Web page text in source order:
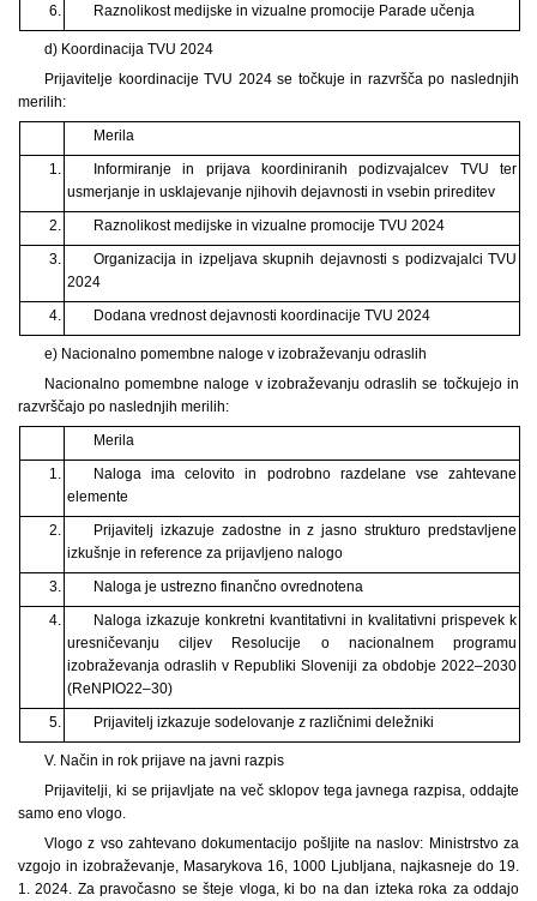
6.
Raznolikost medijske in vizualne promocije Parade učenja
d) Koordinacija TVU 2024
Prijavitelje koordinacije TVU 2024 se točkuje in razvršča po naslednjih
merilih:
Merila
1.
Informiranje in prijava koordiniranih podizvajalcev TVU ter
usmerjanje in usklajevanje njihovih dejavnosti in vsebin prireditev
2.
Raznolikost medijske in vizualne promocije TVU 2024
3.
Organizacija in izpeljava skupnih dejavnosti s podizvajalci TVU
2024
4.
Dodana vrednost dejavnosti koordinacije TVU 2024
e) Nacionalno pomembne naloge v izobraževanju odraslih
Nacionalno pomembne naloge v izobraževanju odraslih se točkujejo in
razvrščajo po naslednjih merilih:
Merila
1.
Naloga ima celovito in podrobno razdelane vse zahtevane
elemente
2.
Prijavitelj izkazuje zadostne in z jasno strukturo predstavljene
izkušnje in reference za prijavljeno nalogo
3.
Naloga je ustrezno finančno ovrednotena
4.
Naloga izkazuje konkretni kvantitativni in kvalitativni prispevek k
uresničevanju ciljev Resolucije o nacionalnem programu
izobraževanja odraslih v Republiki Sloveniji za obdobje 2022–2030
(ReNPIO22–30)
5.
Prijavitelj izkazuje sodelovanje z različnimi deležniki
V. Način in rok prijave na javni razpis
Prijavitelji, ki se prijavljate na več sklopov tega javnega razpisa, oddajte
samo eno vlogo.
Vlogo z vso zahtevano dokumentacijo pošljite na naslov: Ministrstvo za
vzgojo in izobraževanje, Masarykova 16, 1000 Ljubljana, najkasneje do 19.
1. 2024. Za pravočasno se šteje vloga, ki bo na dan izteka roka za oddajo